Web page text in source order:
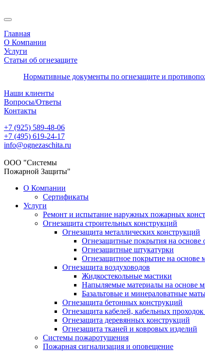
Главная
О Компании
Услуги
Статьи об огнезащите
Нормативные документы по огнезащите и
Наши клиенты
Вопросы/Ответы
Контакты
+7 (925) 589-48-06
+7 (495) 619-24-17
info@ognezaschita.ru
ООО "Системы
Пожарной Защиты"
О Компании
Сертификаты
Услуги
Ремонт и испытание наружных пожарных
Огнезащита строительных конструкций
Огнезащита металлических конструкций
Огнезащитные покрытия на основе
Огнезащитные штукатурки
Огнезащитное покрытие на основе
Огнезащита воздуховодов
Жидкостекольные мастики
Напыляемые материалы на основе
Базальтовые и минераловатные
Огнезащита бетонных конструкций
Огнезащита кабелей, кабельных
Огнезащита деревянных конструкций
Огнезащита тканей и ковровых изделий
Системы пожаротушения
Пожарная сигнализация и оповещение